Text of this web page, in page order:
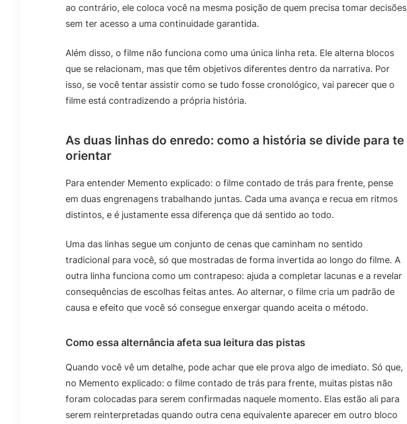
ao contrário, ele coloca você na mesma posição de quem precisa tomar decisões
sem ter acesso a uma continuidade garantida.
Além disso, o filme não funciona como uma única linha reta. Ele alterna blocos
que se relacionam, mas que têm objetivos diferentes dentro da narrativa. Por
isso, se você tentar assistir como se tudo fosse cronológico, vai parecer que o
filme está contradizendo a própria história.
As duas linhas do enredo: como a história se divide para te
orientar
Para entender Memento explicado: o filme contado de trás para frente, pense
em duas engrenagens trabalhando juntas. Cada uma avança e recua em ritmos
distintos, e é justamente essa diferença que dá sentido ao todo.
Uma das linhas segue um conjunto de cenas que caminham no sentido
tradicional para você, só que mostradas de forma invertida ao longo do filme. A
outra linha funciona como um contrapeso: ajuda a completar lacunas e a revelar
consequências de escolhas feitas antes. Ao alternar, o filme cria um padrão de
causa e efeito que você só consegue enxergar quando aceita o método.
Como essa alternância afeta sua leitura das pistas
Quando você vê um detalhe, pode achar que ele prova algo de imediato. Só que,
no Memento explicado: o filme contado de trás para frente, muitas pistas não
foram colocadas para serem confirmadas naquele momento. Elas estão ali para
serem reinterpretadas quando outra cena equivalente aparecer em outro bloco